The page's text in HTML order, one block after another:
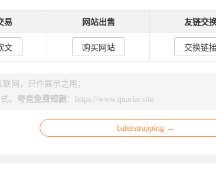
易 网站出售 友链交
文 购买网站 交换链
网，只作展示之用；
。 夸克免费短剧 ： https://www.quarke.site
balerstrapping →